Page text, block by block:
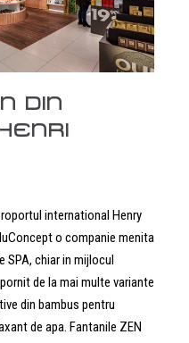
DIN
international Henry
o companie menita
SPA, chiar in mijlocul
de la mai multe variante
din bambus pentru
de apa. Fantanile ZEN